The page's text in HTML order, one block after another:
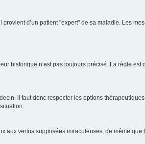
d’un patient "expert" de sa maladie. Les
historique n’est pas toujours précisé. La règle est
Il faut donc respecter les options
aux vertus supposées miraculeuses, de même